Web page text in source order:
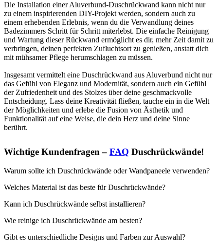
Die Installation einer Aluverbund-Duschrückwand kann nicht nur
zu einem inspirierenden DIY-Projekt werden, sondern auch zu
einem erhebenden Erlebnis, wenn du die Verwandlung deines
Badezimmers Schritt für Schritt miterlebst. Die einfache Reinigung
und Wartung dieser Rückwand ermöglicht es dir, mehr Zeit damit zu
verbringen, deinen perfekten Zufluchtsort zu genießen, anstatt dich
mit mühsamer Pflege herumschlagen zu müssen.
Insgesamt vermittelt eine Duschrückwand aus Aluverbund nicht nur
das Gefühl von Eleganz und Modernität, sondern auch ein Gefühl
der Zufriedenheit und des Stolzes über deine geschmackvolle
Entscheidung. Lass deine Kreativität fließen, tauche ein in die Welt
der Möglichkeiten und erlebe die Fusion von Ästhetik und
Funktionalität auf eine Weise, die dein Herz und deine Sinne
berührt.
Wichtige Kundenfragen – FAQ Duschrückwände!
Warum sollte ich Duschrückwände oder Wandpaneele verwenden?
Welches Material ist das beste für Duschrückwände?
Kann ich Duschrückwände selbst installieren?
Wie reinige ich Duschrückwände am besten?
Gibt es unterschiedliche Designs und Farben zur Auswahl?